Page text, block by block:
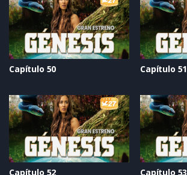
Capítulo 50 Capítulo 51
Capítulo 52 Capítulo 53